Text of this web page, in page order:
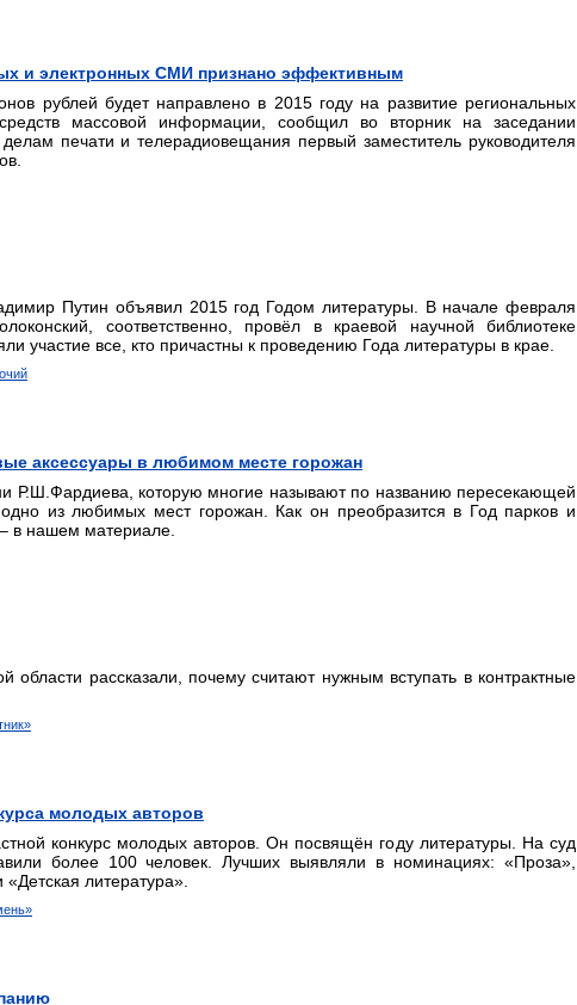
и электронных СМИ признано эффективным
рублей будет направлено в 2015 году на развитие региональных
массовой информации, сообщил во вторник на заседании
печати и телерадиовещания первый заместитель руководителя
Путин объявил 2015 год Годом литературы. В начале февраля
соответственно, провёл в краевой научной библиотеке
участие все, кто причастны к проведению Года литературы в крае.
аксессуары в любимом месте горожан
Р.Ш.Фардиева, которую многие называют по названию пересекающей
из любимых мест горожан. Как он преобразится в Год парков и
в нашем материале.
области рассказали, почему считают нужным вступать в контрактные
молодых авторов
конкурс молодых авторов. Он посвящён году литературы. На суд
более 100 человек. Лучших выявляли в номинациях: «Проза»,
литература».